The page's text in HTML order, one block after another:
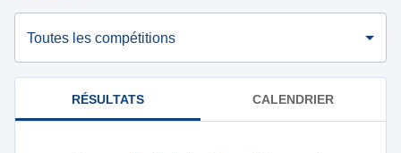
Toutes les compétitions
RÉSULTATS CALENDRIER